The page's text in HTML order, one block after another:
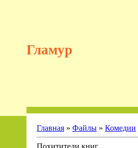
Гламур
Главная » Файлы » Комедии
Похитители книг